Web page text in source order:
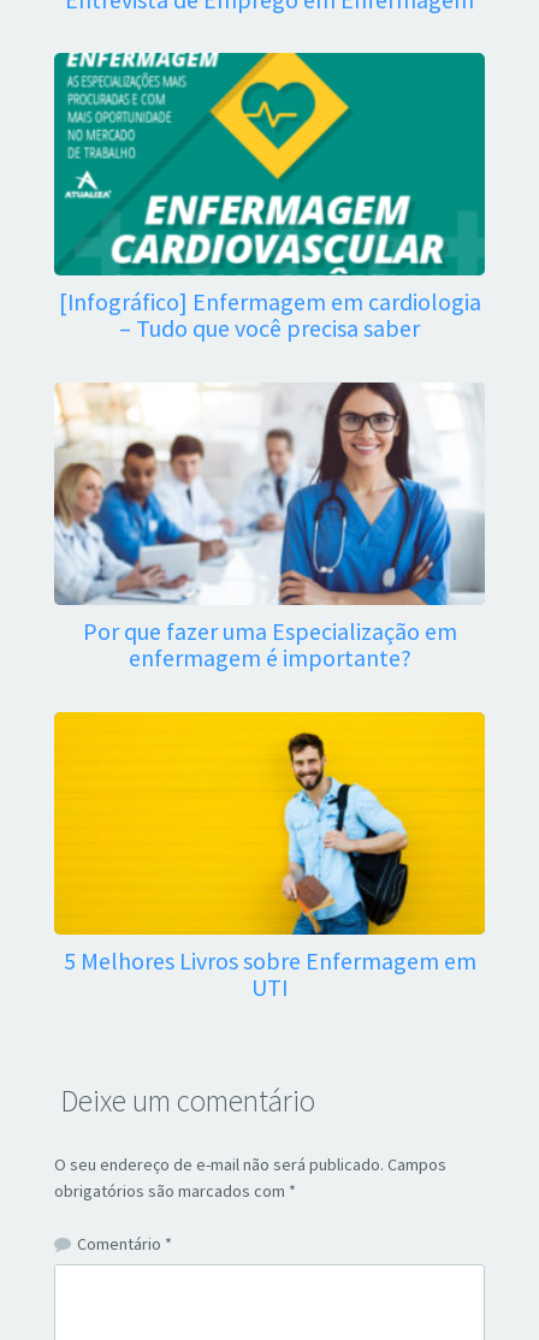
[Infográfico] Enfermagem em cardiologia
– Tudo que você precisa saber
Por que fazer uma Especialização em
enfermagem é importante?
5 Melhores Livros sobre Enfermagem em
UTI
Deixe um comentário
O seu endereço de e-mail não será publicado. Campos
obrigatórios são marcados com *
Comentário *